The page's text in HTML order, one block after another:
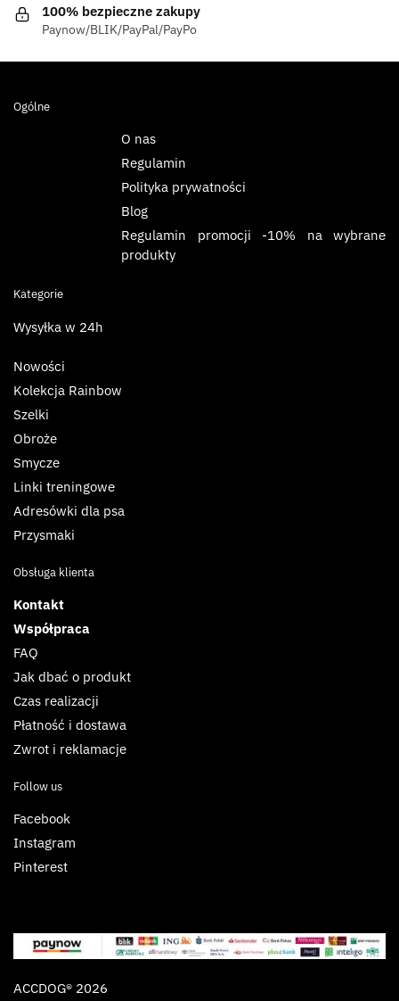
100% bezpieczne zakupy
Paynow/BLIK/PayPal/PayPo
Ogólne
O nas
Regulamin
Polityka prywatności
Blog
Regulamin promocji -10% na wybrane
produkty
Kategorie
Wysyłka w 24h
Nowości
Kolekcja Rainbow
Szelki
Obroże
Smycze
Linki treningowe
Adresówki dla psa
Przysmaki
Obsługa klienta
Kontakt
Współpraca
FAQ
Jak dbać o produkt
Czas realizacji
Płatność i dostawa
Zwrot i reklamacje
Follow us
Facebook
Instagram
Pinterest
ACCDOG® 2026